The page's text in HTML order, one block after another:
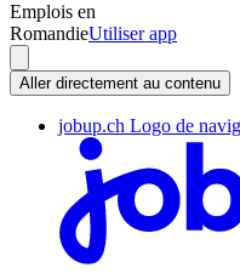
Emplois en
RomandieUtiliser app
Aller directement au contenu
jobup.ch Logo de